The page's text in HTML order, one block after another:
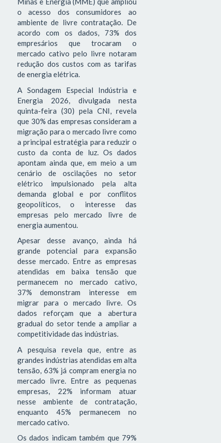
o acesso dos consumidores ao
ambiente de livre contratação. De
acordo com os dados, 73% dos
empresários que trocaram o
mercado cativo pelo livre notaram
redução dos custos com as tarifas
de energia elétrica.
A Sondagem Especial Indústria e
Energia 2026, divulgada nesta
quinta-feira (30) pela CNI, revela
que 30% das empresas consideram a
migração para o mercado livre como
a principal estratégia para reduzir o
custo da conta de luz. Os dados
apontam ainda que, em meio a um
cenário de oscilações no setor
elétrico impulsionado pela alta
demanda global e por conflitos
geopolíticos, o interesse das
empresas pelo mercado livre de
energia aumentou.
Apesar desse avanço, ainda há
grande potencial para expansão
desse mercado. Entre as empresas
atendidas em baixa tensão que
permanecem no mercado cativo,
37% demonstram interesse em
migrar para o mercado livre. Os
dados reforçam que a abertura
gradual do setor tende a ampliar a
competitividade das indústrias.
A pesquisa revela que, entre as
grandes indústrias atendidas em alta
tensão, 63% já compram energia no
mercado livre. Entre as pequenas
empresas, 22% informam atuar
nesse ambiente de contratação,
enquanto 45% permanecem no
mercado cativo.
Os dados indicam também que 79%